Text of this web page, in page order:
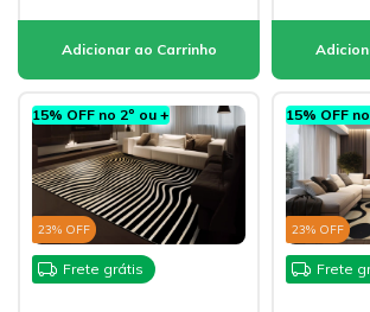
15% OFF no 2º ou +
23% OFF
Frete grátis
15% OFF
23% OFF
Frete